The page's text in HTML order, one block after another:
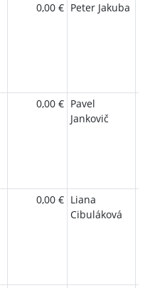
0,00 € Peter Jakuba
0,00 € Pavel
Jankovič
0,00 € Liana
Cibuláková